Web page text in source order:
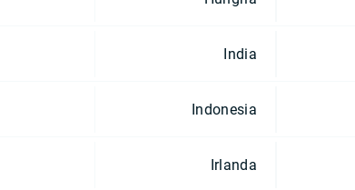
India
Indonesia
Irlanda